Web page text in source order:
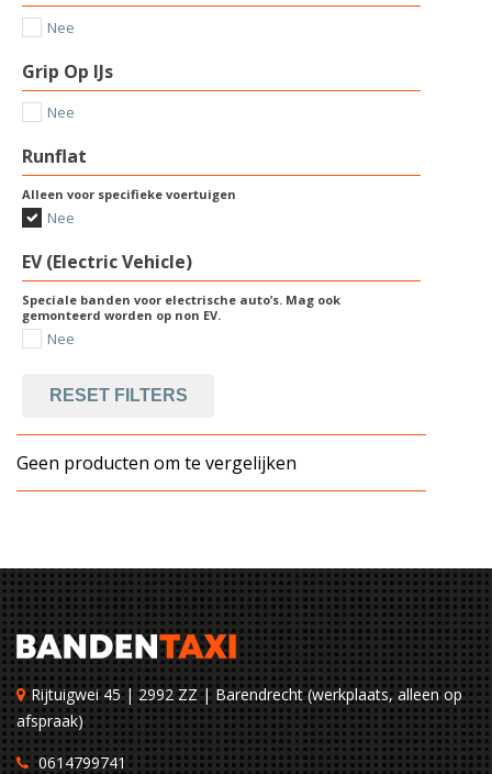
Nee
Grip Op IJs
Nee
Runflat
Alleen voor specifieke voertuigen
Nee
EV (Electric Vehicle)
Speciale banden voor electrische auto’s. Mag ook
gemonteerd worden op non EV.
Nee
RESET FILTERS
Geen producten om te vergelijken
Rijtuigwei 45 | 2992 ZZ | Barendrecht (werkplaats, alleen op
afspraak)
0614799741